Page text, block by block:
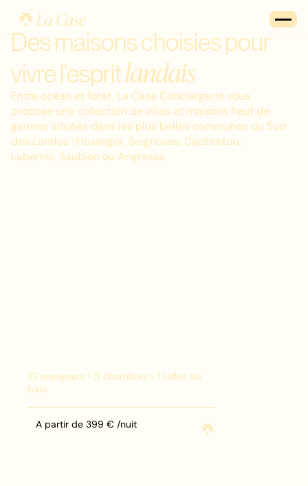
Des maisons choisies pour
vivre l’espritlandais
Entre océan et forêt, La Case Conciergerie vous
propose une collection de villas et maisons haut de
gamme situées dans les plus belles communes du Sud
des Landes : Hossegor, Seignosse, Capbreton,
Labenne, Saubion ou Angresse.
A partir de 399 € /nuit
10 voyageurs • 5 chambres • 1 salles de
bain
Maison Loustau